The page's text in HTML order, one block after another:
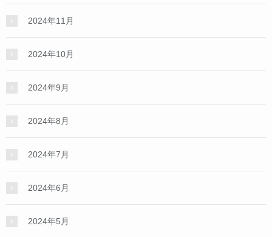
2024年11月
2024年10月
2024年9月
2024年8月
2024年7月
2024年6月
2024年5月